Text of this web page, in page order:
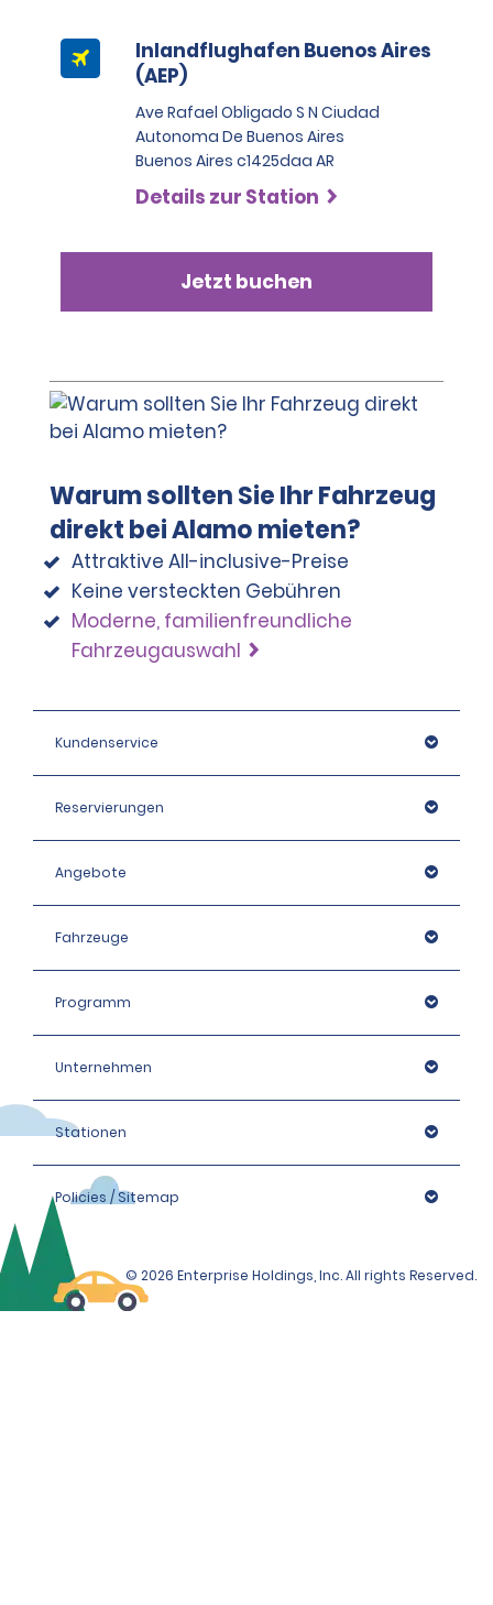
Inlandflughafen Buenos Aires
(AEP)
Ave Rafael Obligado S N Ciudad
Autonoma De Buenos Aires
Buenos Aires c1425daa AR
Details zur Station
Jetzt buchen
Warum sollten Sie Ihr Fahrzeug
direkt bei Alamo mieten?
Attraktive All-inclusive-Preise
Keine versteckten Gebühren
Moderne, familienfreundliche
Fahrzeugauswahl
Kundenservice
Reservierungen
Angebote
Fahrzeuge
Programm
Unternehmen
Stationen
Policies / Sitemap
© 2026 Enterprise Holdings, Inc. All rights Reserved.